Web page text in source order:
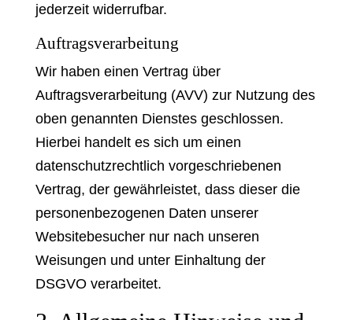
jederzeit widerrufbar.
Auftragsverarbeitung
Wir haben einen Vertrag über
Auftragsverarbeitung (AVV) zur Nutzung des
oben genannten Dienstes geschlossen.
Hierbei handelt es sich um einen
datenschutzrechtlich vorgeschriebenen
Vertrag, der gewährleistet, dass dieser die
personenbezogenen Daten unserer
Websitebesucher nur nach unseren
Weisungen und unter Einhaltung der
DSGVO verarbeitet.